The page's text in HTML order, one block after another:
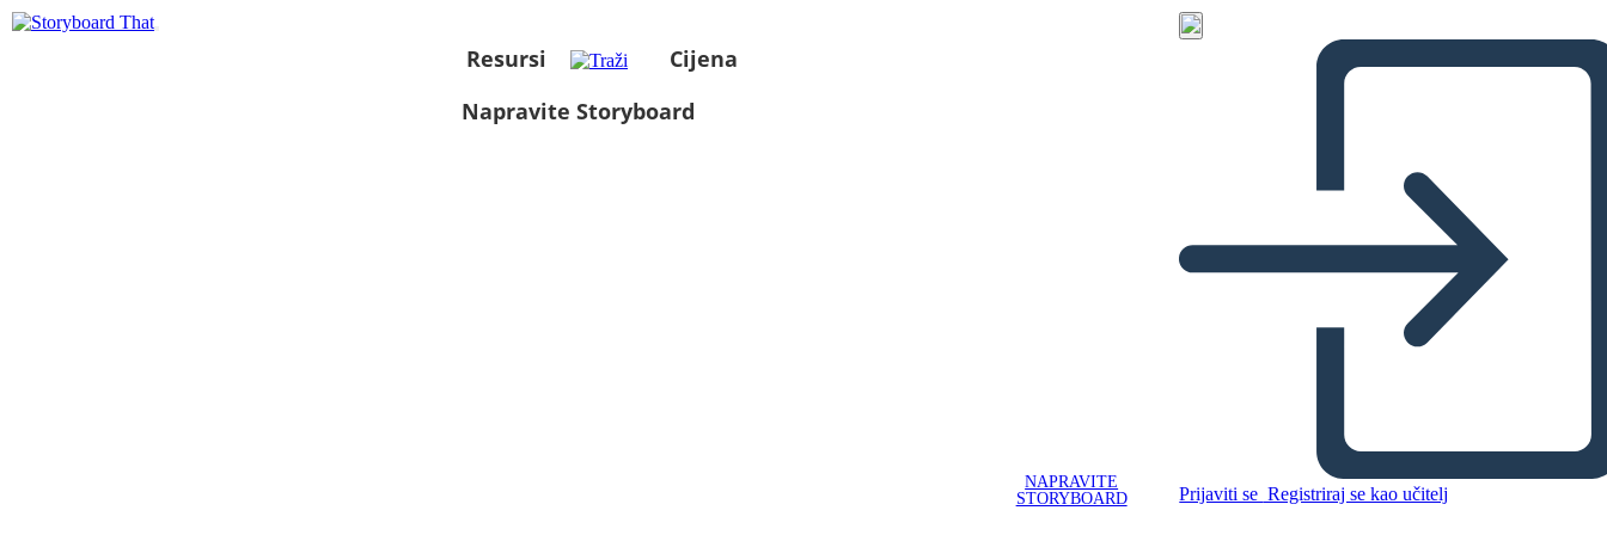
Resursi
Cijena
Napravite Storyboard
NAPRAVITE
STORYBOARD
Prijaviti se Registriraj se kao učitelj